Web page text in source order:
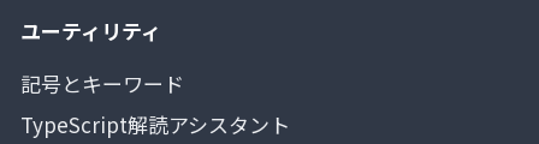
ユーティリティ
記号とキーワード
TypeScript解読アシスタント